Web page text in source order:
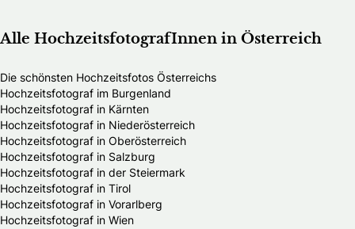
Alle HochzeitsfotografInnen in Österreich
Die schönsten Hochzeitsfotos Österreichs
Hochzeitsfotograf im Burgenland
Hochzeitsfotograf in Kärnten
Hochzeitsfotograf in Niederösterreich
Hochzeitsfotograf in Oberösterreich
Hochzeitsfotograf in Salzburg
Hochzeitsfotograf in der Steiermark
Hochzeitsfotograf in Tirol
Hochzeitsfotograf in Vorarlberg
Hochzeitsfotograf in Wien